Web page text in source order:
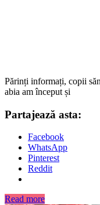
Părinți informați, copii
abia am început și
Partajează asta:
Facebook
WhatsApp
Pinterest
Reddit
Read more